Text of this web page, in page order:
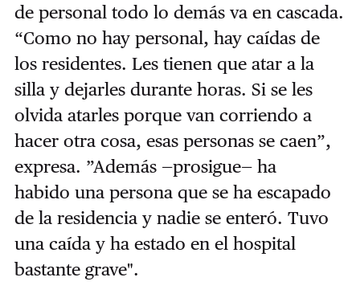
de personal todo lo demás va en cascada.
“Como no hay personal, hay caídas de
los residentes. Les tienen que atar a la
silla y dejarles durante horas. Si se les
olvida atarles porque van corriendo a
hacer otra cosa, esas personas se caen”,
expresa. ”Además —prosigue— ha
habido una persona que se ha escapado
de la residencia y nadie se enteró. Tuvo
una caída y ha estado en el hospital
bastante grave".